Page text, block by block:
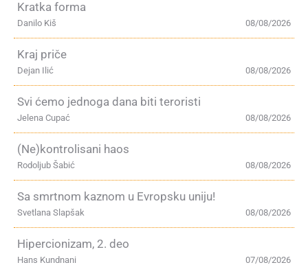
Kratka forma
08/08/2026
Danilo Kiš
Kraj priče
08/08/2026
Dejan Ilić
Svi ćemo jednoga dana biti teroristi
08/08/2026
Jelena Cupać
(Ne)kontrolisani haos
08/08/2026
Rodoljub Šabić
Sa smrtnom kaznom u Evropsku uniju!
08/08/2026
Svetlana Slapšak
Hipercionizam, 2. deo
07/08/2026
Hans Kundnani